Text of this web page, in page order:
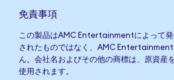
免責事項
この製品はAMC Entertainmentによって発
されたものではなく、AMC Entertainment
ん。会社名およびその他の商標は、原資産
使用されます。